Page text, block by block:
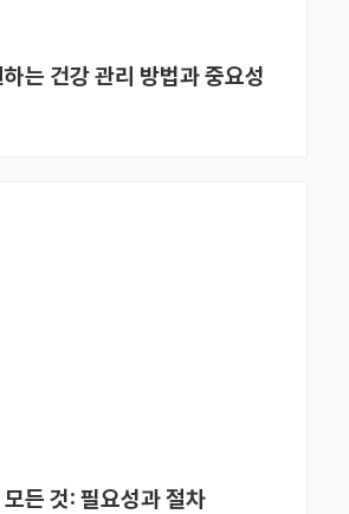
는 건강 관리 방법과 중요성
든 것: 필요성과 절차